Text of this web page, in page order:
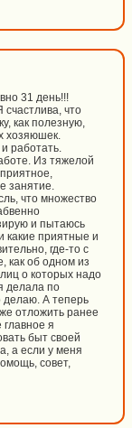
31 день!!!
что
как полезную,
хозяюшек.
работать.
Из тяжелой
занятие.
что множество
и пытаюсь
какие приятные и
где-то с
как об одном из
о которых надо
делала по
делаю. А теперь
отложить ранее
я
быт своей
а если у меня
совет,